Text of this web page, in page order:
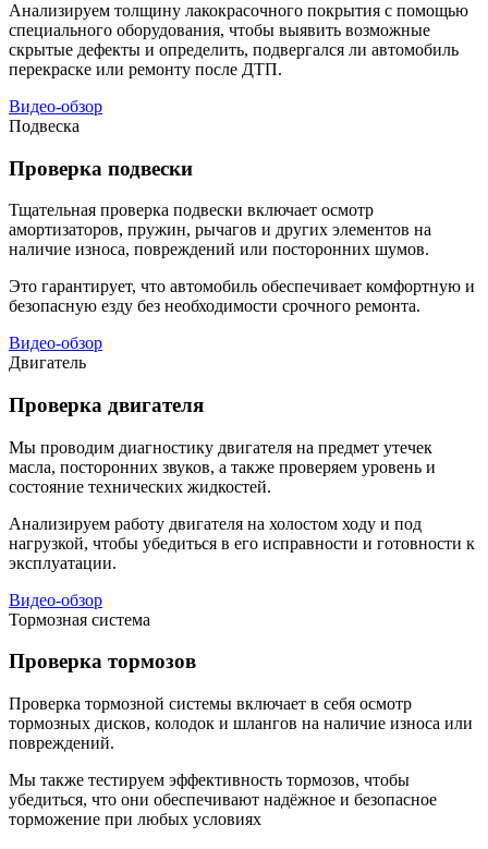
Анализируем толщину лакокрасочного покрытия с помощью
специального оборудования, чтобы выявить возможные
скрытые дефекты и определить, подвергался ли автомобиль
перекраске или ремонту после ДТП.
Видео-обзор
Подвеска
Проверка подвески
Тщательная проверка подвески включает осмотр
амортизаторов, пружин, рычагов и других элементов на
наличие износа, повреждений или посторонних шумов.
Это гарантирует, что автомобиль обеспечивает комфортную и
безопасную езду без необходимости срочного ремонта.
Видео-обзор
Двигатель
Проверка двигателя
Мы проводим диагностику двигателя на предмет утечек
масла, посторонних звуков, а также проверяем уровень и
состояние технических жидкостей.
Анализируем работу двигателя на холостом ходу и под
нагрузкой, чтобы убедиться в его исправности и готовности к
эксплуатации.
Видео-обзор
Тормозная система
Проверка тормозов
Проверка тормозной системы включает в себя осмотр
тормозных дисков, колодок и шлангов на наличие износа или
повреждений.
Мы также тестируем эффективность тормозов, чтобы
убедиться, что они обеспечивают надёжное и безопасное
торможение при любых условиях